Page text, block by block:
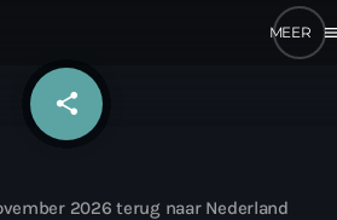
share
email
2026 terug naar Nederland